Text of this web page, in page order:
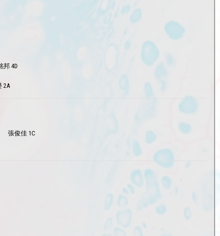
邦 4D
2A
張俊佳 1C